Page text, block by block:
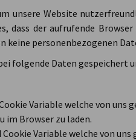
unsere Website
dass der aufrufende
keine personenbezogenen
folgende Daten gespeichert
Variable welche von uns
im Browser zu laden.
Variable welche von